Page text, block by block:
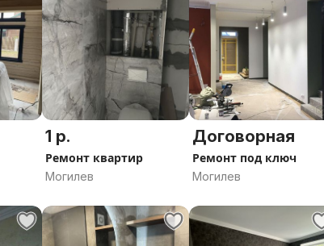
1 р.
Ремонт квартир
Могилев
Договорная
Ремонт под ключ
Могилев